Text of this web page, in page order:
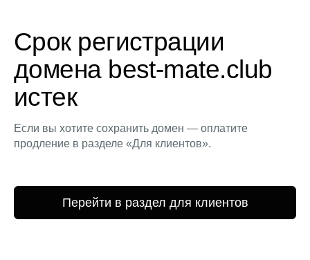
Срок регистрации
домена best-mate.club
истек
Если вы хотите сохранить домен — оплатите
продление в разделе «Для клиентов».
Перейти в раздел для клиентов